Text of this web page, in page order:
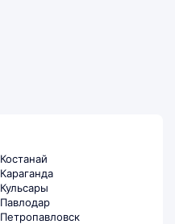
Костанай
Караганда
Кульсары
Павлодар
Петропавловск